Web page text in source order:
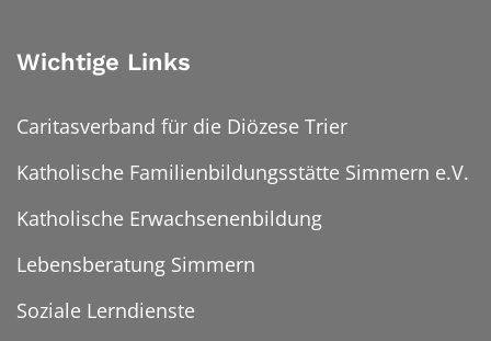
Wichtige Links
Caritasverband für die Diözese Trier
Katholische Familienbildungsstätte Simmern e.V.
Katholische Erwachsenenbildung
Lebensberatung Simmern
Soziale Lerndienste